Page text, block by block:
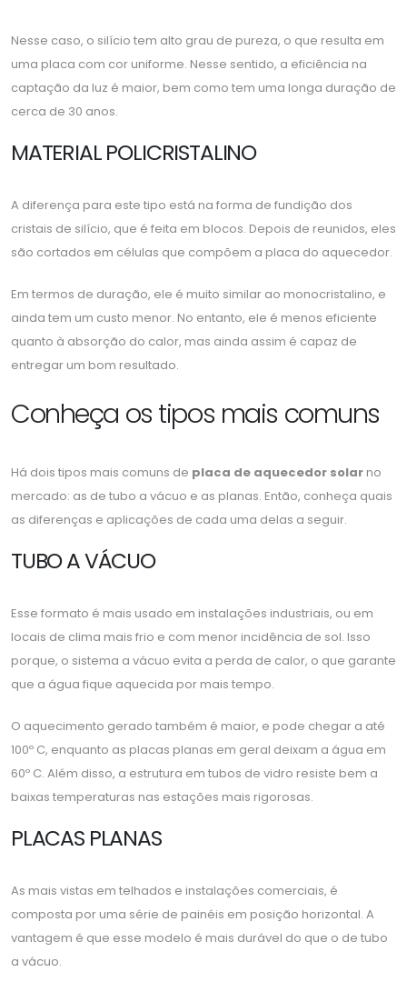
Nesse caso, o silício tem alto grau de pureza, o que resulta em
uma placa com cor uniforme. Nesse sentido, a eficiência na
captação da luz é maior, bem como tem uma longa duração de
cerca de 30 anos.
MATERIAL POLICRISTALINO
A diferença para este tipo está na forma de fundição dos
cristais de silício, que é feita em blocos. Depois de reunidos, eles
são cortados em células que compõem a placa do aquecedor.
Em termos de duração, ele é muito similar ao monocristalino, e
ainda tem um custo menor. No entanto, ele é menos eficiente
quanto à absorção do calor, mas ainda assim é capaz de
entregar um bom resultado.
Conheça os tipos mais comuns
Há dois tipos mais comuns de placa de aquecedor solar no
mercado: as de tubo a vácuo e as planas. Então, conheça quais
as diferenças e aplicações de cada uma delas a seguir.
TUBO A VÁCUO
Esse formato é mais usado em instalações industriais, ou em
locais de clima mais frio e com menor incidência de sol. Isso
porque, o sistema a vácuo evita a perda de calor, o que garante
que a água fique aquecida por mais tempo.
O aquecimento gerado também é maior, e pode chegar a até
100º C, enquanto as placas planas em geral deixam a água em
60º C. Além disso, a estrutura em tubos de vidro resiste bem a
baixas temperaturas nas estações mais rigorosas.
PLACAS PLANAS
As mais vistas em telhados e instalações comerciais, é
composta por uma série de painéis em posição horizontal. A
vantagem é que esse modelo é mais durável do que o de tubo
a vácuo.